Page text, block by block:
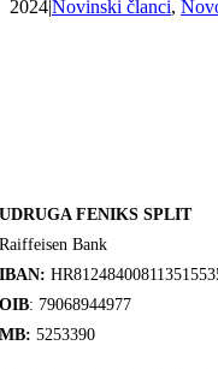
2024|Novinski članci,
UDRUGA FENIKS SPLIT
Raiffeisen Bank
IBAN:
OIB: 79068944977
MB: 5253390